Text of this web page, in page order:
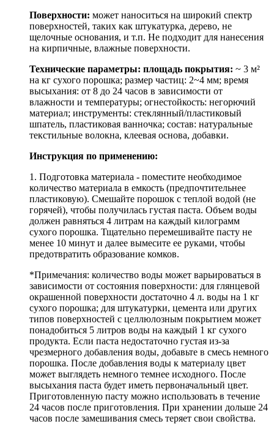
Поверхности: может наноситься на широкий спектр
поверхностей, таких как штукатурка, дерево, не
щелочные основания, и т.п. Не подходит для нанесения
на кирпичные, влажные поверхности.
Технические параметры: площадь покрытия: ~ 3 м²
на кг сухого порошка; размер частиц: 2~4 мм; время
высыхания: от 8 до 24 часов в зависимости от
влажности и температуры; огнестойкость: негорючий
материал; инструменты: стеклянный/пластиковый
шпатель, пластиковая ванночка; состав: натуральные
текстильные волокна, клеевая основа, добавки.
Инструкция по применению:
1. Подготовка материала - поместите необходимое
количество материала в емкость (предпочтительнее
пластиковую). Смешайте порошок с теплой водой (не
горячей), чтобы получилась густая паста. Объем воды
должен равняться 4 литрам на каждый килограмм
сухого порошка. Тщательно перемешивайте пасту не
менее 10 минут и далее вымесите ее руками, чтобы
предотвратить образование комков.
*Примечания: количество воды может варьироваться в
зависимости от состояния поверхности: для глянцевой
окрашенной поверхности достаточно 4 л. воды на 1 кг
сухого порошка; для штукатурки, цемента или других
типов поверхностей с целлюлозным покрытием может
понадобиться 5 литров воды на каждый 1 кг сухого
продукта. Если паста недостаточно густая из-за
чрезмерного добавления воды, добавьте в смесь немного
порошка. После добавления воды к материалу цвет
может выглядеть немного темнее исходного. После
высыхания паста будет иметь первоначальный цвет.
Приготовленную пасту можно использовать в течение
24 часов после приготовления. При хранении дольше 24
часов после замешивания смесь теряет свои свойства.